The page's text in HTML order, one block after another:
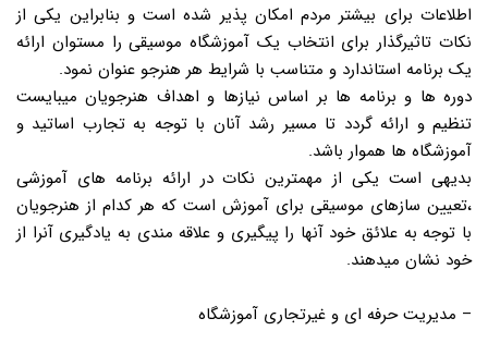
اطلاعات برای بیشتر مردم امکان پذیر شده است و بنابراین یکی از
نکات تاثیرگذار برای انتخاب یک آموزشگاه موسیقی را مستوان ارائه
یک برنامه استاندارد و متناسب با شرایط هر هنرجو عنوان نمود.
دوره ها و برنامه ها بر اساس نیازها و اهداف هنرجویان میبایست
تنظیم و ارائه گردد تا مسیر رشد آنان با توجه به تجارب اساتید و
آموزشگاه ها هموار باشد.
بدیهی است یکی از مهمترین نکات در ارائه برنامه های آموزشی
،تعیین سازهای موسیقی برای آموزش است که هر کدام از هنرجویان
با توجه به علائق خود آنها را پیگیری و علاقه مندی به یادگیری آنرا از
خود نشان میدهند.
– مدیریت حرفه ای و غیرتجاری آموزشگاه